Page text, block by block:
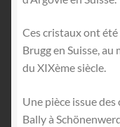
Ces cristaux ont
Brugg en Suisse,
du XIXème siècle.
Une pièce issue
Bally à